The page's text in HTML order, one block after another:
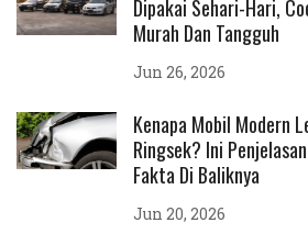
Dipakai Sehari-Hari,
Murah Dan Tangguh
Jun 26, 2026
Kenapa Mobil Modern
Ringsek? Ini
Fakta Di Baliknya
Jun 20, 2026